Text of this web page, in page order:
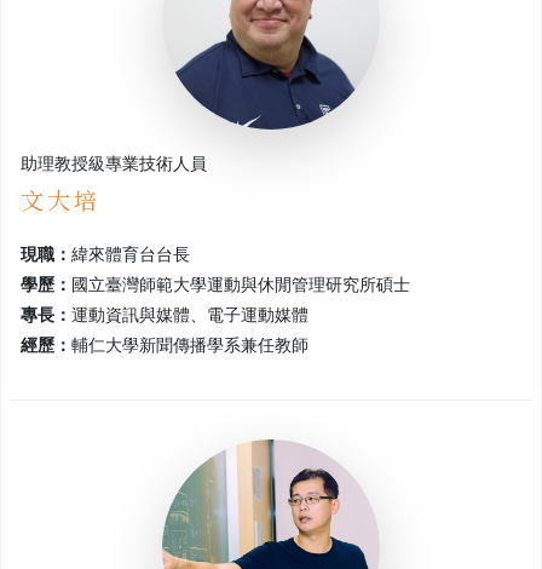
助理教授級專業技術人員
文大培
現職： 緯來體育台台長
學歷： 國立臺灣師範大學運動與休閒管理研究所碩士
專長： 運動資訊與媒體、電子運動媒體
經歷： 輔仁大學新聞傳播學系兼任教師